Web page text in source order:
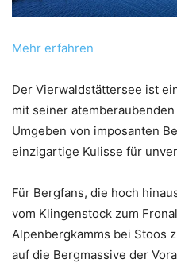
Mehr erfahren
Der Vierwaldstättersee ist
mit seiner
Umgeben von imposanten
einzigartige Kulisse für
Für Bergfans, die hoch
vom Klingenstock zum
Alpenbergkamms bei Stoos
auf die Bergmassive der